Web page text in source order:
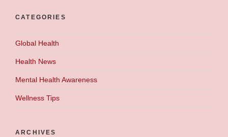
CATEGORIES
Global Health
Health News
Mental Health Awareness
Wellness Tips
ARCHIVES